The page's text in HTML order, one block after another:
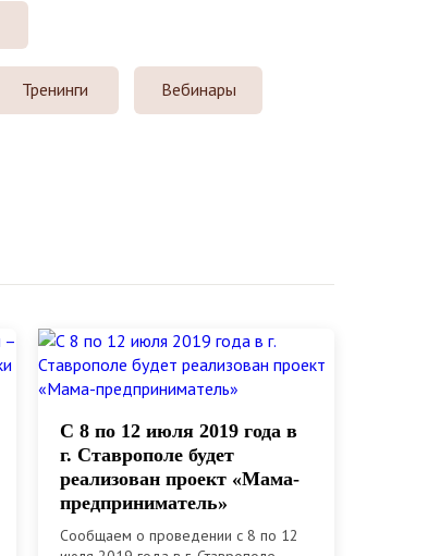
Тренинги Вебинары
С 8 по 12 июля 2019 года в
г. Ставрополе будет
реализован проект «Мама-
предприниматель»
Сообщаем о проведении с 8 по 12